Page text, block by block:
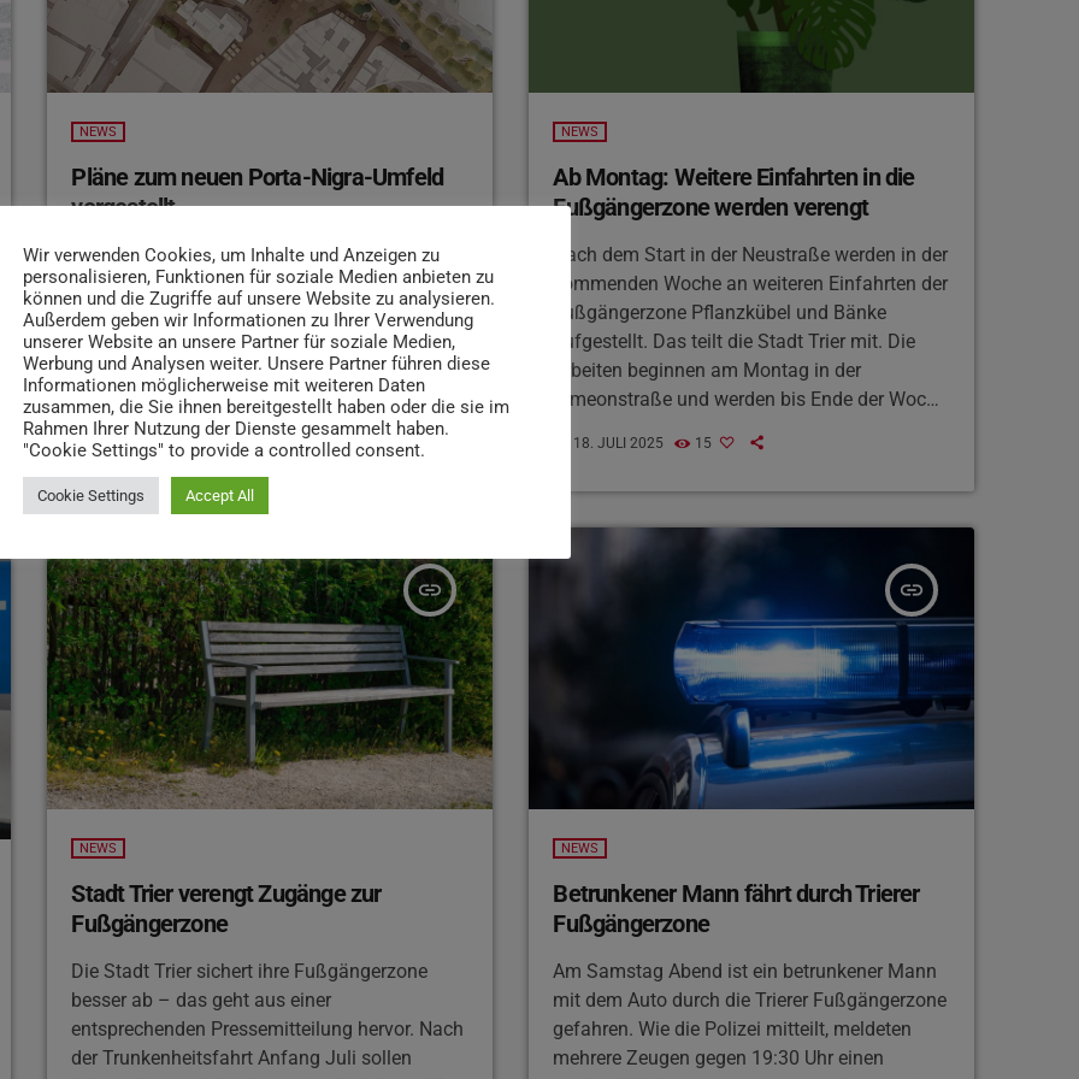
NEWS
Pläne zum neuen Porta-Nigra-Umfeld
vorgestellt
Gestern sind in Trier die Pläne für die
Umgestaltung des Porta Nigra Umfelds
vorgestellt worden. Ein zentraler Baustein ist
dabei die Verlegung der Busspur raus aus der
Fußgängerzone. Im Gespräch mit Antenne
Trier erklärt Landschaftsarchitekt Martin
Schmitz vom Atelier Loidl, dass mit einem
neuen Bodenbelag eine Verbindung zwischen
Hauptmarkt und Porta Nigra geschaffen
werden soll. Außerdem wird der Platz begrünt.
nicht, geplant ist aber, im kommenden Jahr
zunächst mit der Umgestaltung des
Alleenrings […]
today 22. AUGUST 2025 180 1
NEWS
Ab Montag: Weitere Einfahrten in die
Fußgängerzone werden verengt
Nach dem Start in der Neustraße werden in der
kommenden Woche an weiteren Einfahrten der
Fußgängerzone Pflanzkübel und Bänke
aufgestellt. Das teilt die Stadt Trier mit. Die
Arbeiten beginnen am Montag in der
Simeonstraße und werden bis Ende der Woche
fortgesetzt. Zu einem späteren Zeitpunkt
sollen in der Konstantinstraße noch zwei
Kombination aus Hochbeeten und Sitzbänken.
Ziel ist, die Fahrbahn zu verengen und den
Verkehrsteilnehmern zu signalisieren, wo der
Fußgängerbereich […]
18. JULI 2025 15
insert_link
NEWS
Stadt Trier verengt Zugänge zur
Fußgängerzone
Die Stadt Trier sichert ihre Fußgängerzone
besser ab – das geht aus einer
entsprechenden Pressemitteilung hervor. Nach
der Trunkenheitsfahrt Anfang Juli sollen
insert_link
NEWS
Betrunkener Mann fährt durch Trierer
Fußgängerzone
Am Samstag Abend ist ein betrunkener Mann
mit dem Auto durch die Trierer Fußgängerzone
gefahren. Wie die Polizei mitteilt, meldeten
mehrere Zeugen gegen 19:30 Uhr einen
Wir verwenden Cookies, um Inhalte und Anzeigen zu
personalisieren, Funktionen für soziale Medien anbieten zu
können und die Zugriffe auf unsere Website zu analysieren.
Außerdem geben wir Informationen zu Ihrer Verwendung
unserer Website an unsere Partner für soziale Medien,
Werbung und Analysen weiter. Unsere Partner führen diese
Informationen möglicherweise mit weiteren Daten
zusammen, die Sie ihnen bereitgestellt haben oder die sie im
Rahmen Ihrer Nutzung der Dienste gesammelt haben.
"Cookie Settings" to provide a controlled consent.
Cookie Settings Accept All